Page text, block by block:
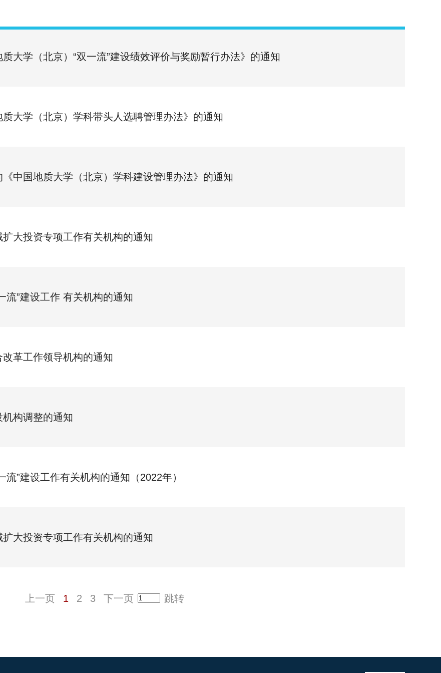
大学（北京）“双一流”建设绩效评价与奖励暂行办法》的通知
大学（北京）学科带头人选聘管理办法》的通知
中国地质大学（北京）学科建设管理办法》的通知
大投资专项工作有关机构的通知
流”建设工作 有关机构的通知
革工作领导机构的通知
构调整的通知
流”建设工作有关机构的通知（2022年）
大投资专项工作有关机构的通知
上一页 1 2 3 下一页 跳转